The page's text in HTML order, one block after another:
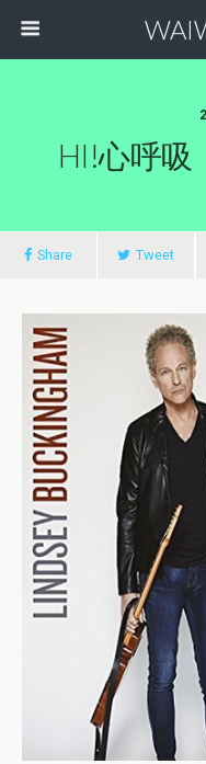
HI!心呼吸
Share Tweet